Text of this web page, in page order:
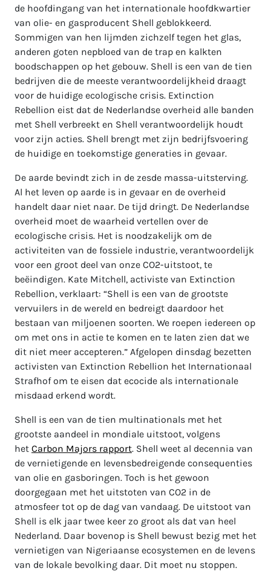
de hoofdingang van het internationale hoofdkwartier
van olie- en gasproducent Shell geblokkeerd.
Sommigen van hen lijmden zichzelf tegen het glas,
anderen goten nepbloed van de trap en kalkten
boodschappen op het gebouw. Shell is een van de tien
bedrijven die de meeste verantwoordelijkheid draagt
voor de huidige ecologische crisis. Extinction
Rebellion eist dat de Nederlandse overheid alle banden
met Shell verbreekt en Shell verantwoordelijk houdt
voor zijn acties. Shell brengt met zijn bedrijfsvoering
de huidige en toekomstige generaties in gevaar.
De aarde bevindt zich in de zesde massa-uitsterving.
Al het leven op aarde is in gevaar en de overheid
handelt daar niet naar. De tijd dringt. De Nederlandse
overheid moet de waarheid vertellen over de
ecologische crisis. Het is noodzakelijk om de
activiteiten van de fossiele industrie, verantwoordelijk
voor een groot deel van onze CO2-uitstoot, te
beëindigen. Kate Mitchell, activiste van Extinction
Rebellion, verklaart: “Shell is een van de grootste
vervuilers in de wereld en bedreigt daardoor het
bestaan van miljoenen soorten. We roepen iedereen op
om met ons in actie te komen en te laten zien dat we
dit niet meer accepteren.” Afgelopen dinsdag bezetten
activisten van Extinction Rebellion het Internationaal
Strafhof om te eisen dat ecocide als internationale
misdaad erkend wordt.
Shell is een van de tien multinationals met het
grootste aandeel in mondiale uitstoot, volgens
het Carbon Majors rapport. Shell weet al decennia van
de vernietigende en levensbedreigende consequenties
van olie en gasboringen. Toch is het gewoon
doorgegaan met het uitstoten van CO2 in de
atmosfeer tot op de dag van vandaag. De uitstoot van
Shell is elk jaar twee keer zo groot als dat van heel
Nederland. Daar bovenop is Shell bewust bezig met het
vernietigen van Nigeriaanse ecosystemen en de levens
van de lokale bevolking daar. Dit moet nu stoppen.